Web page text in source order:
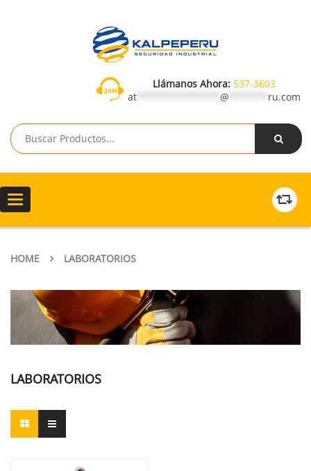
Llámanos Ahora: 537-3603
at
@ ru.com
Toggle
navigation
HOME LABORATORIOS
LABORATORIOS